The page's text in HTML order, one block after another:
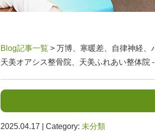
Blog記事一覧 > 万博、寒暖差、自律神経、
天美オアシス整骨院、天美ふれあい整体院
2025.04.17 | Category: 未分類